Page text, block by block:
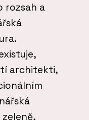
rozsah a
architekti,